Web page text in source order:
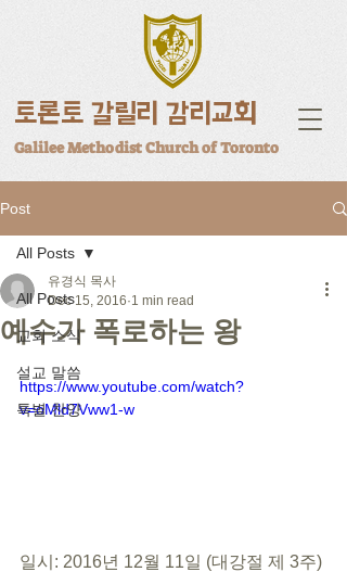
토론토 갈릴리 감리교회
Galilee Methodist Church of Toronto
Post
All Posts
교회 소식
설교 말씀
특별 찬양
All Posts
예수가 폭로하는 왕
유경식 목사
Dec 15, 2016 1 min read
https://www.youtube.com/watch?
v=oMld7Vww1-w
일시: 2016년 12월 11일 (대강절 제 3주)